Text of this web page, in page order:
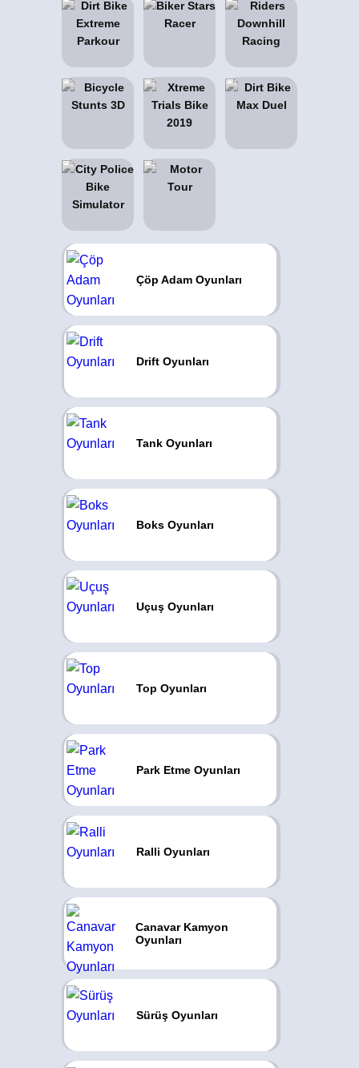
Çöp Adam Oyunları
Drift Oyunları
Tank Oyunları
Boks Oyunları
Uçuş Oyunları
Top Oyunları
Park Etme Oyunları
Ralli Oyunları
Canavar Kamyon
Oyunları
Sürüş Oyunları